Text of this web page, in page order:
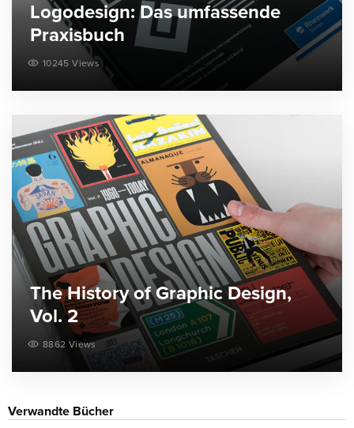
Logodesign: Das umfassende
Praxisbuch
10245 Views
The History of Graphic Design,
Vol. 2
8862 Views
Verwandte Bücher